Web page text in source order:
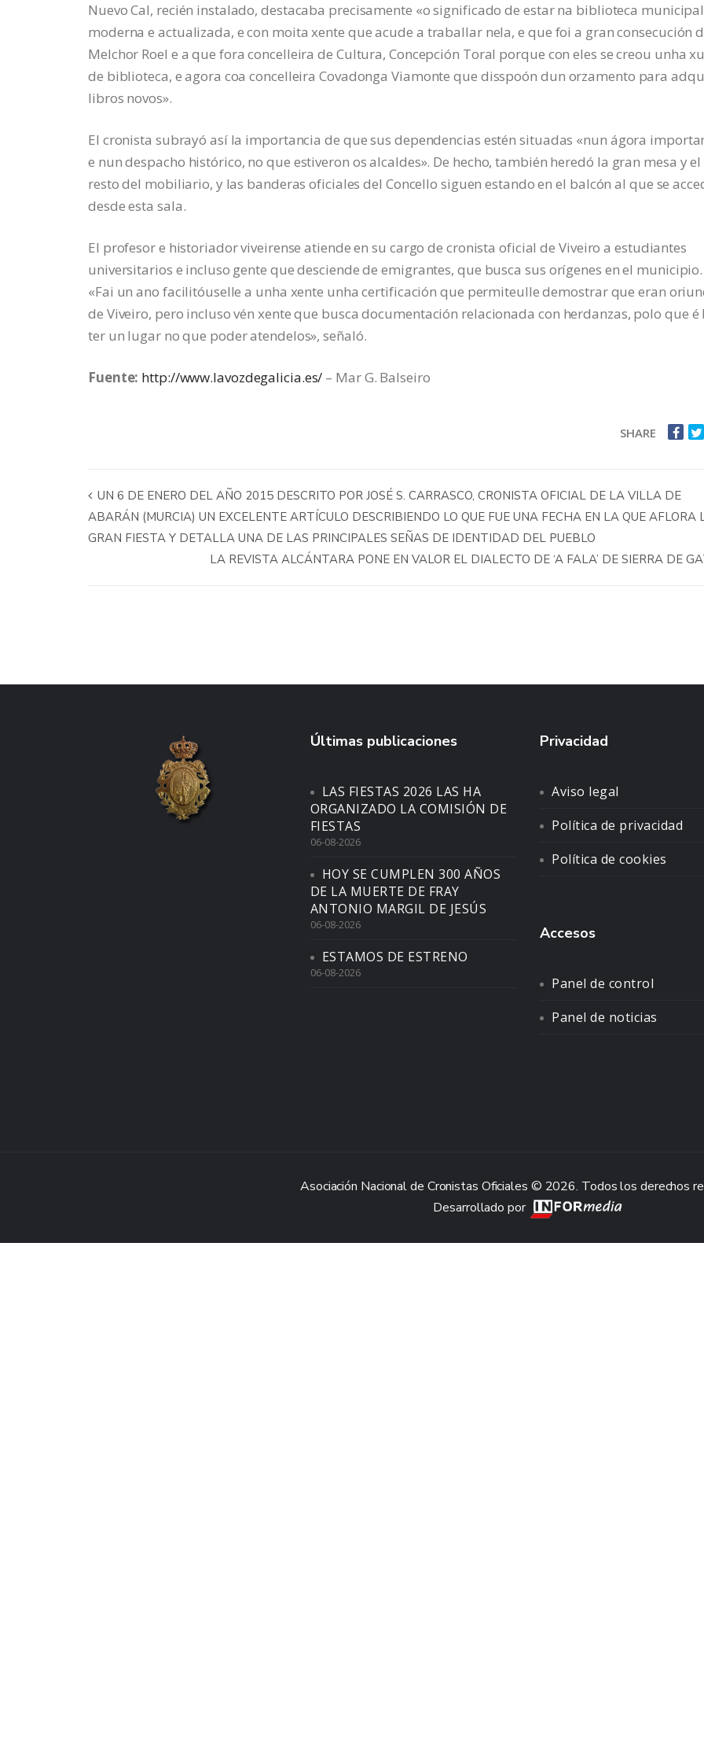
Nuevo Cal, recién instalado, destacaba precisamente «o significado de estar na biblioteca
moderna e actualizada, e con moita xente que acude a traballar nela, e que foi a gran consecución
Melchor Roel e a que fora concelleira de Cultura, Concepción Toral porque con eles se creou unha
de biblioteca, e agora coa concelleira Covadonga Viamonte que disspoón dun orzamento para
libros novos».
El cronista subrayó así la importancia de que sus dependencias estén situadas «nun ágora
e nun despacho histórico, no que estiveron os alcaldes». De hecho, también heredó la gran mesa y el
resto del mobiliario, y las banderas oficiales del Concello siguen estando en el balcón al que se
desde esta sala.
El profesor e historiador viveirense atiende en su cargo de cronista oficial de Viveiro a estudiantes
universitarios e incluso gente que desciende de emigrantes, que busca sus orígenes en el municipio.
«Fai un ano facilitóuselle a unha xente unha certificación que permiteulle demostrar que eran
de Viveiro, pero incluso vén xente que busca documentación relacionada con herdanzas, polo que é
ter un lugar no que poder atendelos», señaló.
Fuente: http://www.lavozdegalicia.es/ – Mar G. Balseiro
SHARE
UN 6 DE ENERO DEL AÑO 2015 DESCRITO POR JOSÉ S. CARRASCO, CRONISTA OFICIAL DE LA VILLA DE
ABARÁN (MURCIA) UN EXCELENTE ARTÍCULO DESCRIBIENDO LO QUE FUE UNA FECHA EN LA QUE AFLORA
GRAN FIESTA Y DETALLA UNA DE LAS PRINCIPALES SEÑAS DE IDENTIDAD DEL PUEBLO
LA REVISTA ALCÁNTARA PONE EN VALOR EL DIALECTO DE ‘A FALA’ DE SIERRA DE
Últimas publicaciones
LAS FIESTAS 2026 LAS HA
ORGANIZADO LA COMISIÓN DE
FIESTAS
06-08-2026
HOY SE CUMPLEN 300 AÑOS
DE LA MUERTE DE FRAY
ANTONIO MARGIL DE JESÚS
06-08-2026
ESTAMOS DE ESTRENO
06-08-2026
Privacidad
Aviso legal
Política de privacidad
Política de cookies
Accesos
Panel de control
Panel de noticias
Asociación Nacional de Cronistas Oficiales © 2026. Todos los derechos
Desarrollado por